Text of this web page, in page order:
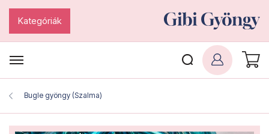
Kategóriák
Bugle gyöngy (Szalma)